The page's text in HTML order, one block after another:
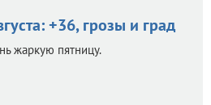
+36, грозы и град
жаркую пятницу.